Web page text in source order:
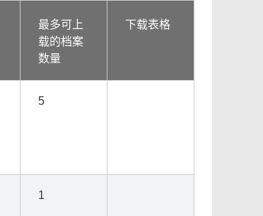
最多可上
载的档案
数量
下载表格
5
1